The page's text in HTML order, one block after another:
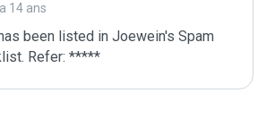
14 ans
been listed in Joewein's Spam
Refer: *****